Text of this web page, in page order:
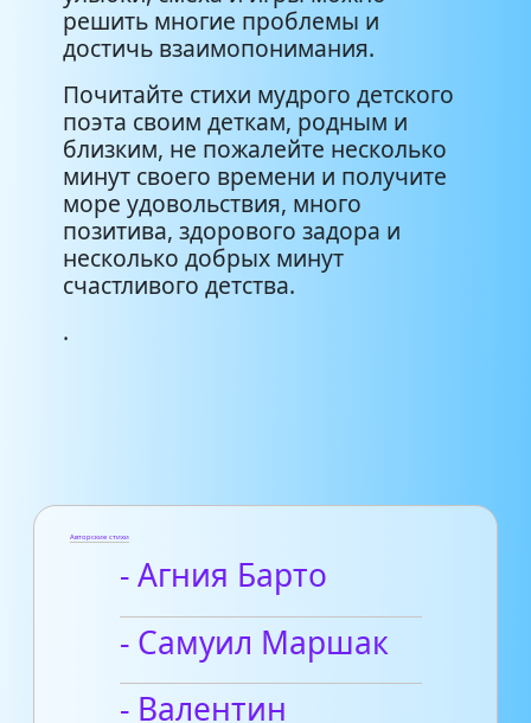
решить многие проблемы и
достичь взаимопонимания.
Почитайте стихи мудрого детского
поэта своим деткам, родным и
близким, не пожалейте несколько
минут своего времени и получите
море удовольствия, много
позитива, здорового задора и
несколько добрых минут
счастливого детства.
.
Авторские стихи
- Агния Барто
- Самуил Маршак
- Валентин